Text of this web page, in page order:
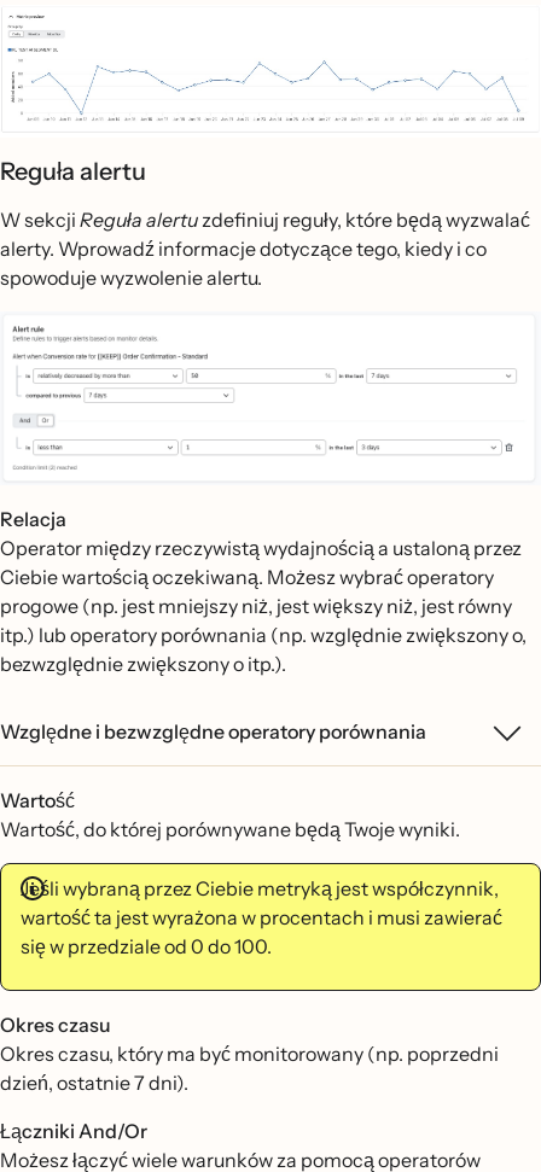
Reguła alertu
W sekcji Reguła alertu zdefiniuj reguły, które będą wyzwalać
alerty. Wprowadź informacje dotyczące tego, kiedy i co
spowoduje wyzwolenie alertu.
Relacja
Operator między rzeczywistą wydajnością a ustaloną przez
Ciebie wartością oczekiwaną. Możesz wybrać operatory
progowe (np. jest mniejszy niż, jest większy niż, jest równy
itp.) lub operatory porównania (np. względnie zwiększony o,
bezwzględnie zwiększony o itp.).
Względne i bezwzględne operatory porównania
Wartość
Wartość, do której porównywane będą Twoje wyniki.
Jeśli wybraną przez Ciebie metryką jest współczynnik,
wartość ta jest wyrażona w procentach i musi zawierać
się w przedziale od 0 do 100.
Okres czasu
Okres czasu, który ma być monitorowany (np. poprzedni
dzień, ostatnie 7 dni).
Łączniki And/Or
Możesz łączyć wiele warunków za pomocą operatorów